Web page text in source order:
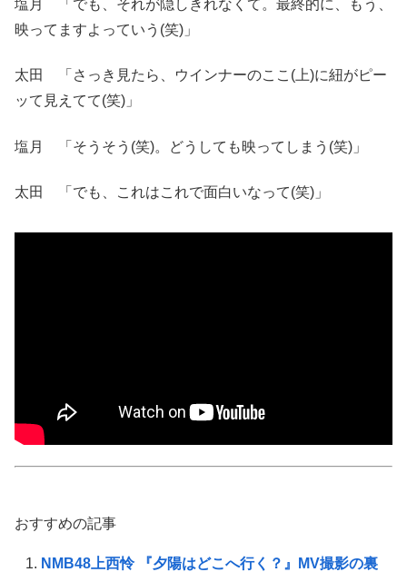
塩月 「でも、それが隠しきれなくて。最終的に、もう、
映ってますよっていう(笑)」
太田 「さっき見たら、ウインナーのここ(上)に紐がピー
ッて見えてて(笑)」
塩月 「そうそう(笑)。どうしても映ってしまう(笑)」
太田 「でも、これはこれで面白いなって(笑)」
おすすめの記事
NMB48上西怜 『夕陽はどこへ行く？』MV撮影の裏